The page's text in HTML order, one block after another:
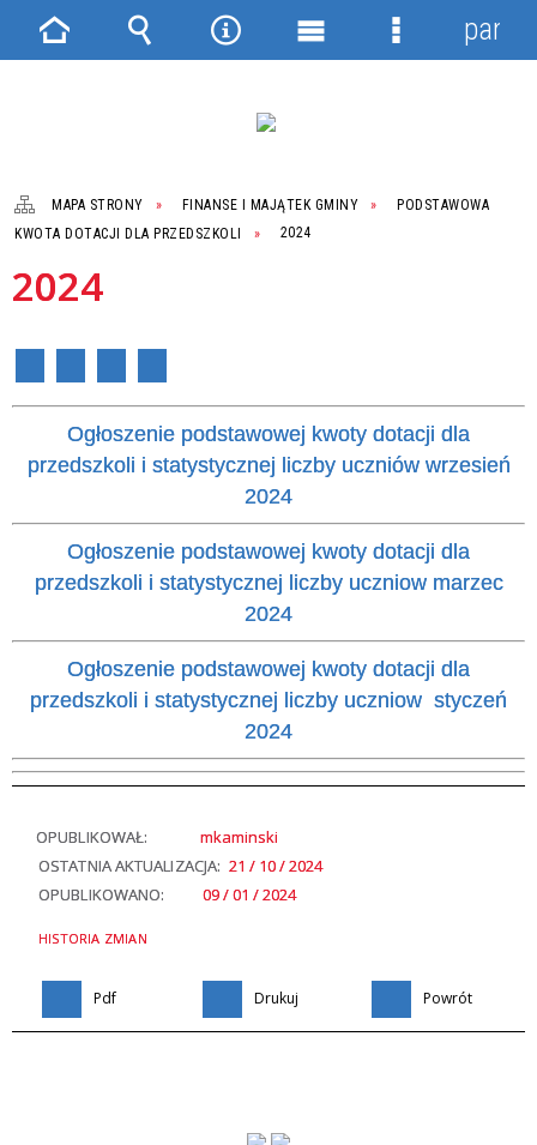
MAPA STRONY FINANSE I MAJĄTEK GMINY
PODSTAWOWA
KWOTA DOTACJI DLA PRZEDSZKOLI
2024
2024
Ogłoszenie podstawowej kwoty dotacji dla
przedszkoli i statystycznej liczby uczniów wrzesień
2024
Ogłoszenie podstawowej kwoty dotacji dla
przedszkoli i statystycznej liczby uczniow marzec
2024
Ogłoszenie podstawowej kwoty dotacji dla
przedszkoli i statystycznej liczby uczniow styczeń
2024
OPUBLIKOWAŁ:
mkaminski
OSTATNIA AKTUALIZACJA: 21 / 10 / 2024
OPUBLIKOWANO:
09 / 01 / 2024
HISTORIA ZMIAN
Pdf Drukuj Powrót
Strona Wyszukiwarka
NarzędziaMenu
Menu
panel